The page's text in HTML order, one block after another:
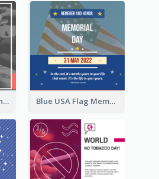
It's World Blood Donor Day Photo Instagram Post Blue USA Flag Memorial Day Instagram Post Design